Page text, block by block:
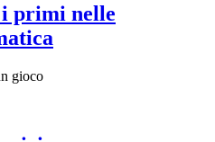
primi nelle
gioco